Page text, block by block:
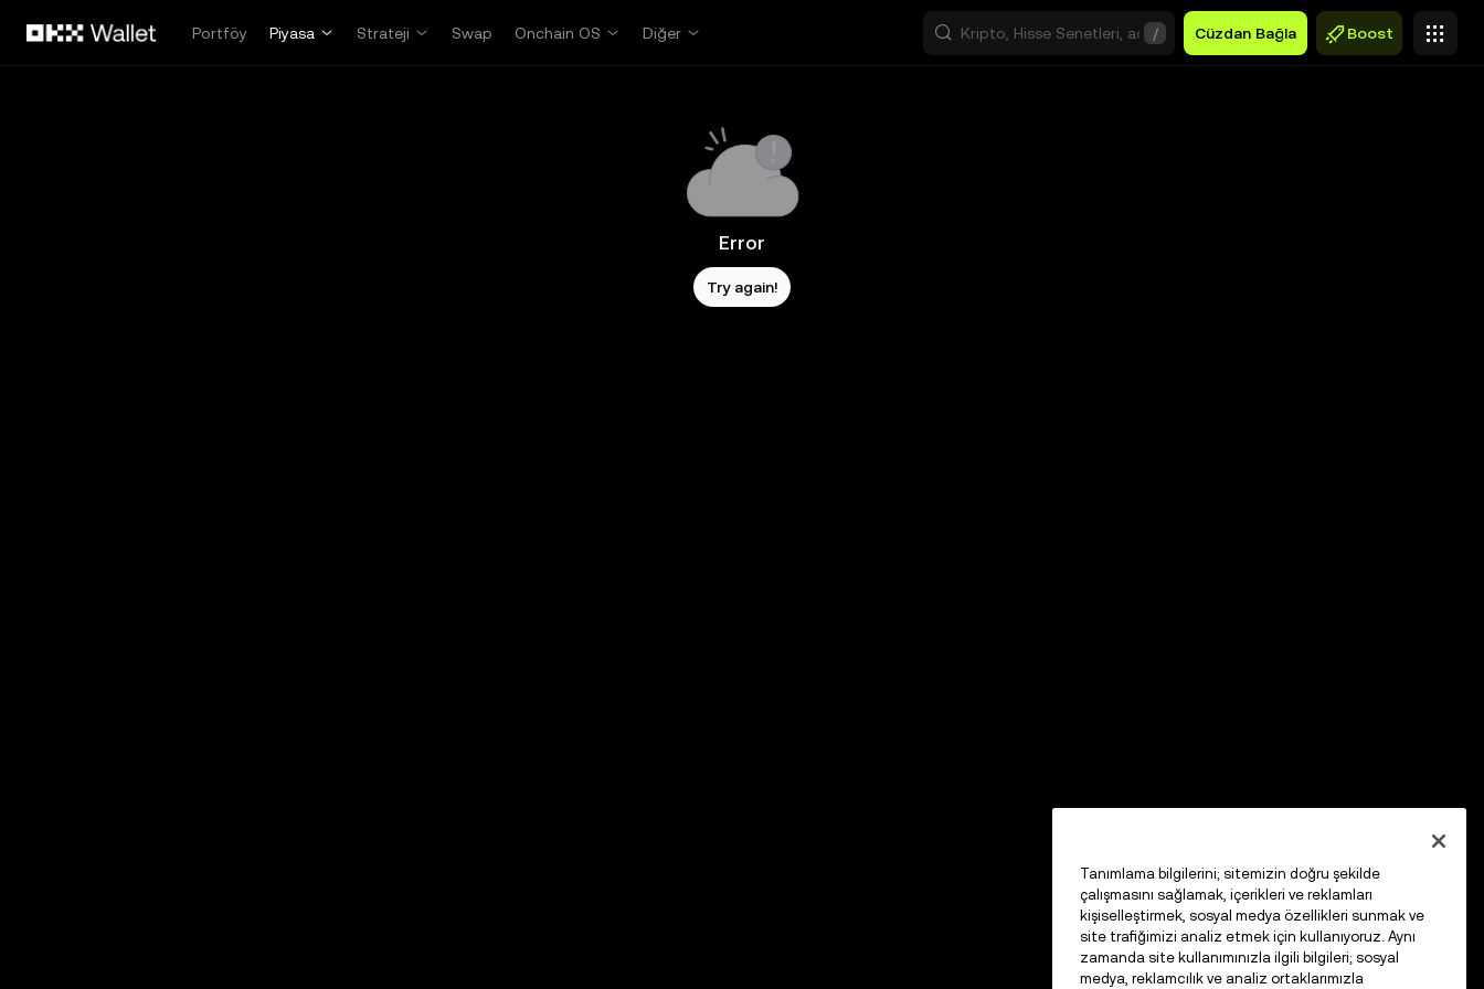
Portföy
Piyasa Strateji Swap Onchain OS Diğer / Cüzdan Bağla Boost
Error
Try again!
Tanımlama bilgilerini; sitemizin doğru şekilde
çalışmasını sağlamak, içerikleri ve reklamları
kişiselleştirmek, sosyal medya özellikleri sunmak ve
site trafiğimizi analiz etmek için kullanıyoruz. Aynı
zamanda site kullanımınızla ilgili bilgileri; sosyal
medya, reklamcılık ve analiz ortaklarımızla